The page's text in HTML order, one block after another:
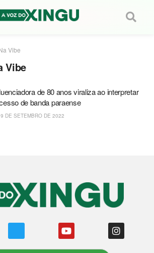
Vibe
Vibe
de 80 anos viraliza ao interpretar
de banda paraense
DE SETEMBRO DE 2022